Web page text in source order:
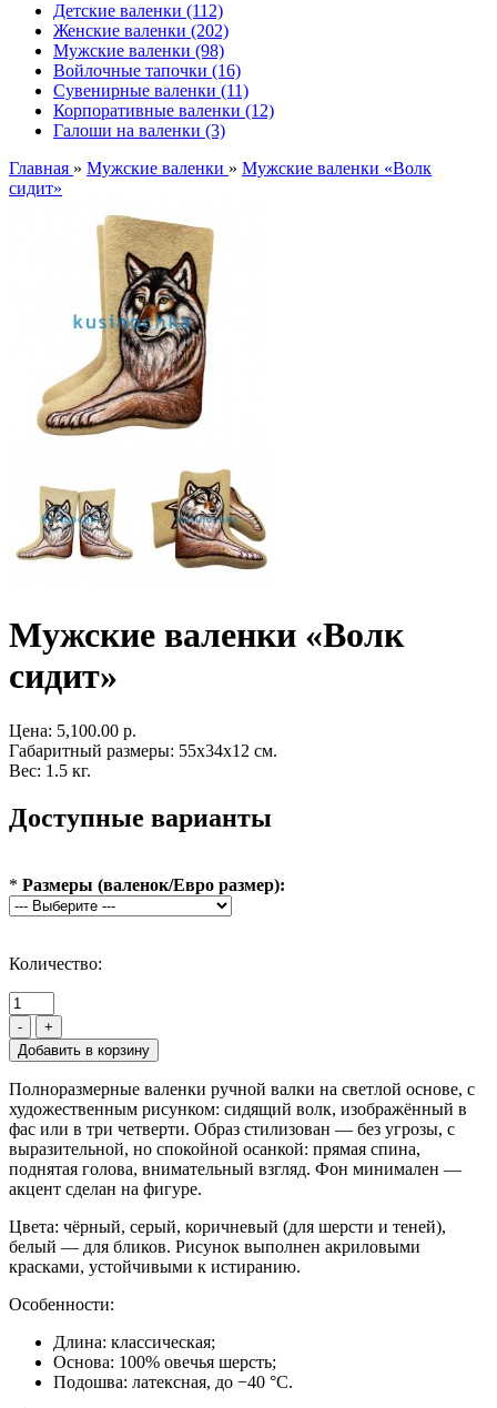
Детские валенки (112)
Женские валенки (202)
Мужские валенки (98)
Войлочные тапочки (16)
Сувенирные валенки (11)
Корпоративные валенки (12)
Галоши на валенки (3)
Главная » Мужские валенки » Мужские валенки «Волк
сидит»
Мужские валенки «Волк
сидит»
Цена: 5,100.00 р.
Габаритный размеры: 55x34x12 см.
Вес: 1.5 кг.
Доступные варианты
* Размеры (валенок/Евро размер):
Количество:
- +
Полноразмерные валенки ручной валки на светлой основе, с
художественным рисунком: сидящий волк, изображённый в
фас или в три четверти. Образ стилизован — без угрозы, с
выразительной, но спокойной осанкой: прямая спина,
поднятая голова, внимательный взгляд. Фон минимален —
акцент сделан на фигуре.
Цвета: чёрный, серый, коричневый (для шерсти и теней),
белый — для бликов. Рисунок выполнен акриловыми
красками, устойчивыми к истиранию.
Особенности:
Длина: классическая;
Основа: 100% овечья шерсть;
Подошва: латексная, до −40 °C.